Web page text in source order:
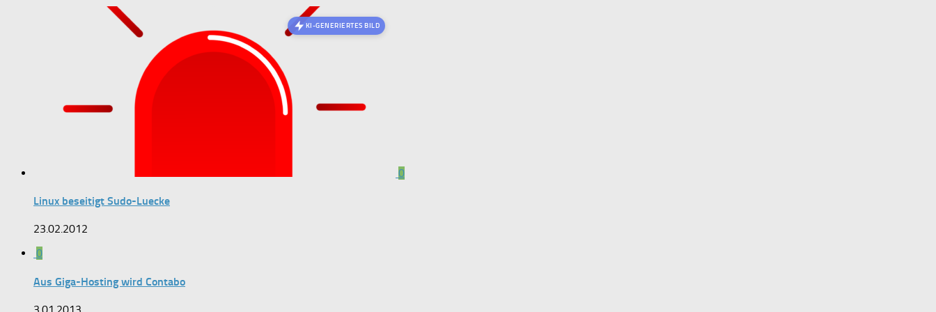
KI-GENERIERTES BILD
0
Linux beseitigt Sudo-Luecke
23.02.2012
0
Aus Giga-Hosting wird Contabo